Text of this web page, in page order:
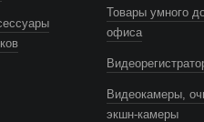
Товары умного
офиса
Видеокамеры,
экшн-камеры